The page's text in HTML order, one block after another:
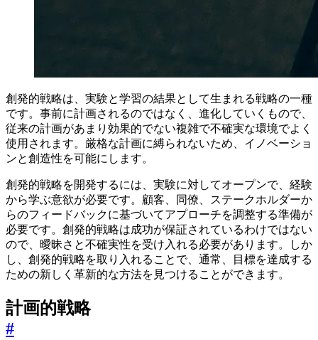
創発的戦略は、実験と学習の結果として生まれる戦略の一種
です。事前に計画されるのではなく、進化していくもので、
従来の計画があまり効果的でない複雑で不確実な環境でよく
使用されます。厳格な計画に縛られないため、イノベーショ
ンと創造性を可能にします。
創発的戦略を開発するには、実験に対してオープンで、経験
から学ぶ意欲が必要です。顧客、同僚、ステークホルダーか
らのフィードバックに基づいてアプローチを調整する準備が
必要です。創発的戦略は成功が保証されているわけではない
ので、曖昧さと不確実性を受け入れる必要があります。しか
し、創発的戦略を取り入れることで、通常、目標を達成する
ための新しく革新的な方法を見つけることができます。
計画的戦略
#